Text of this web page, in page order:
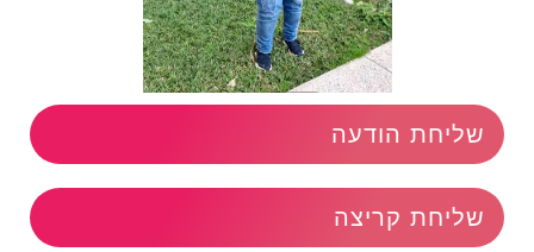
שליחת הודעה
שליחת קריצה